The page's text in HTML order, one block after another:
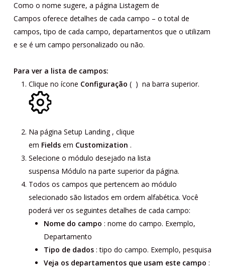
Como o nome sugere, a página Listagem de
Campos oferece detalhes de cada campo – o total de
campos, tipo de cada campo, departamentos que o utilizam
e se é um campo personalizado ou não.
Para ver a lista de campos:
Clique no ícone Configuração ( ) na barra superior.
Na página Setup Landing, clique
em Fieldsem Customization .
Selecione o módulo desejado na lista
suspensa Módulo na parte superior da página.
Todos os campos que pertencem ao módulo
selecionado são listados em ordem alfabética. Você
poderá ver os seguintes detalhes de cada campo:
Nome do campo : nome do campo. Exemplo,
Departamento
Tipo de dados: tipo do campo. Exemplo, pesquisa
Veja os departamentos que usam este campo :